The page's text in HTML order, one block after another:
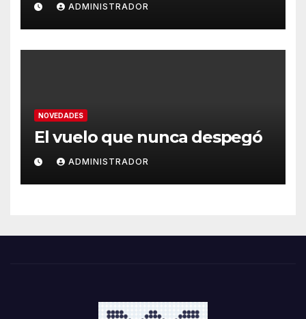
ADMINISTRADOR
NOVEDADES
El vuelo que nunca despegó
ADMINISTRADOR